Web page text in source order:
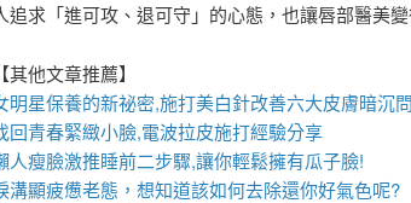
追求「進可攻、退可守」的心態，也讓唇部醫美
【其他文章推薦】
明星保養的新祕密,施打美白針改善六大皮膚暗沉
回青春緊緻小臉,電波拉皮施打經驗分享
人瘦臉激推睡前二步驟,讓你輕鬆擁有瓜子臉!
溝顯疲憊老態，想知道該如何去除還你好氣色呢?